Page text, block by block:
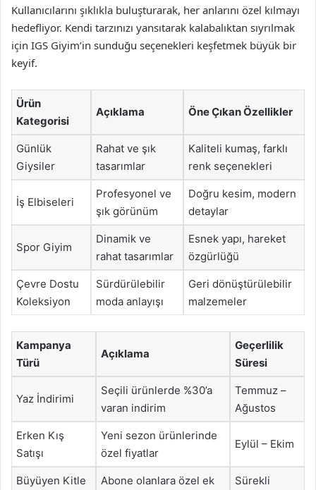
Kullanıcılarını şıklıkla buluşturarak, her anlarını özel kılmayı
hedefliyor. Kendi tarzınızı yansıtarak kalabalıktan sıyrılmak
için IGS Giyim’in sunduğu seçenekleri keşfetmek büyük bir
keyif.
Ürün
Kategorisi
Açıklama Öne Çıkan Özellikler
Günlük
Giysiler
Rahat ve şık
tasarımlar
Kaliteli kumaş, farklı
renk seçenekleri
İş Elbiseleri
Profesyonel ve
şık görünüm
Doğru kesim, modern
detaylar
Spor Giyim
Dinamik ve
rahat tasarımlar
Esnek yapı, hareket
özgürlüğü
Çevre Dostu
Koleksiyon
Sürdürülebilir
moda anlayışı
Geri dönüştürülebilir
malzemeler
Kampanya
Türü
Açıklama
Geçerlilik
Süresi
Yaz İndirimi
Seçili ürünlerde %30’a
varan indirim
Temmuz –
Ağustos
Erken Kış
Satışı
Yeni sezon ürünlerinde
özel fiyatlar
Eylül – Ekim
Büyüyen Kitle
Abone olanlara özel ek
Sürekli